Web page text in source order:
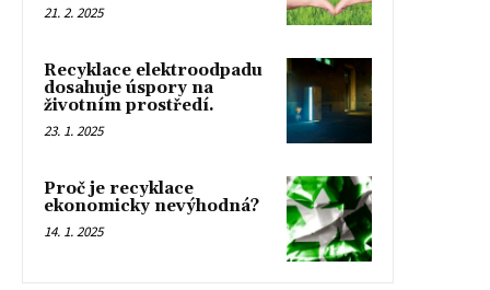
21. 2. 2025
Recyklace elektroodpadu
dosahuje úspory na
životním prostředí.
23. 1. 2025
Proč je recyklace
ekonomicky nevýhodná?
14. 1. 2025